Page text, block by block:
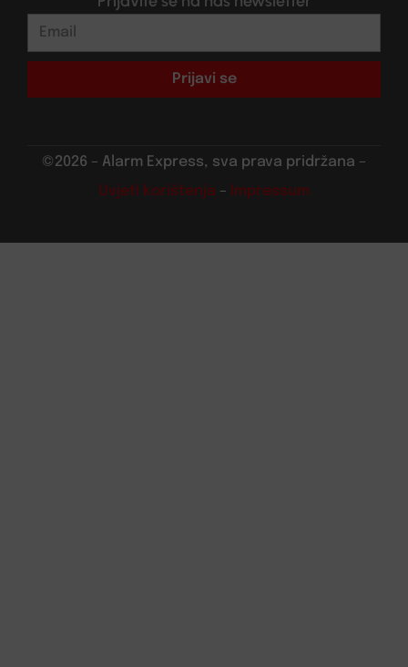
Prijavi se
©2026 – Alarm Express, sva prava pridržana –
Uvjeti korištenja – Impressum